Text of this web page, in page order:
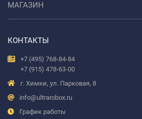
МАГАЗИН
КОНТАКТЫ
+7 (495) 768-84-84
+7 (915) 478-63-00
г. Химки, ул. Парковая, 8
info@ultrarobox.ru
График работы